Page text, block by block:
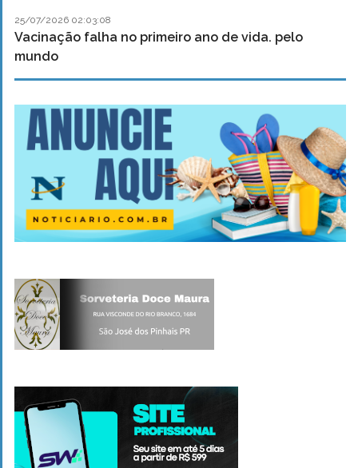
25/07/2026 02:03:08
Vacinação falha no primeiro ano de vida. pelo
mundo